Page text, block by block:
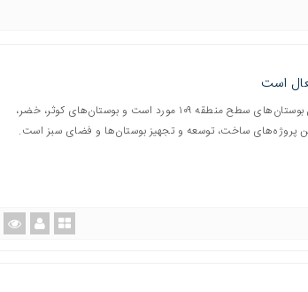
شهردار منطقه چهار قم گفت: تعداد کل بوستان‌های سطح منطقه ١٠٩ مورد است و بوستان‌های کوثر، خضر،
پروژه‌های ساخت، توسعه و تجهیز بوستان‌ها و فضای سبز است.